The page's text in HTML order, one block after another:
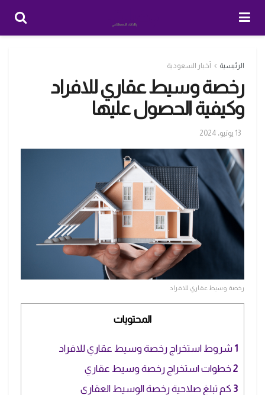
الرئيسية أخبار السعودية
رخصة وسيط عقاري للافراد
وكيفية الحصول عليها
13 يونيو، 2024
رخصة وسيط عقاري للافراد
المحتويات
1شروط استخراج رخصة وسيط عقاري للافراد
2خطوات استخراج رخصة وسيط عقاري
3 كم تبلغ صلاحية رخصة الوسيط العقاري